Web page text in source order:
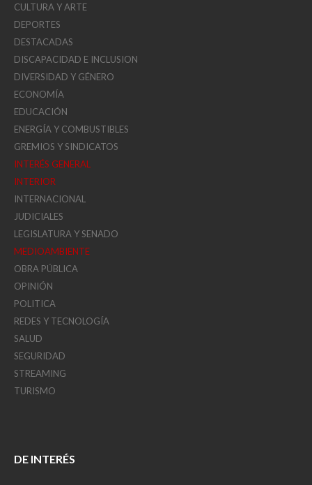
CULTURA Y ARTE
DEPORTES
DESTACADAS
DISCAPACIDAD E INCLUSION
DIVERSIDAD Y GÉNERO
ECONOMÍA
EDUCACIÓN
ENERGÍA Y COMBUSTIBLES
GREMIOS Y SINDICATOS
INTERÉS GENERAL
INTERIOR
INTERNACIONAL
JUDICIALES
LEGISLATURA Y SENADO
MEDIOAMBIENTE
OBRA PÚBLICA
OPINIÓN
POLITICA
REDES Y TECNOLOGÍA
SALUD
SEGURIDAD
STREAMING
TURISMO
DE INTERÉS